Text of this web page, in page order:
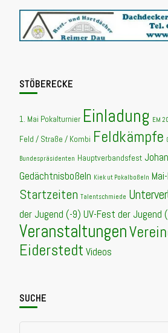
STÖBERECKE
1. Mai Pokalturnier Einladung EM
Feld / Straße / Kombi Feldkämpfe
Bundespräsidenten Hauptverbandsfest
Gedächtnisboßeln Kiek ut Pokalboßeln
Startzeiten Talentschmiede
der Jugend (-9) UV-Fest der Jugend
Veranstaltungen
Eiderstedt Videos
SUCHE